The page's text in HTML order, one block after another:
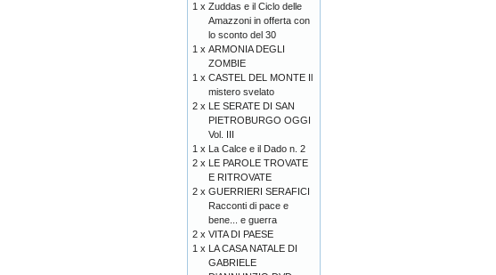
1 x Zuddas e il Ciclo delle
Amazzoni in offerta con
lo sconto del 30
1 x ARMONIA DEGLI
ZOMBIE
1 x CASTEL DEL MONTE Il
mistero svelato
2 x LE SERATE DI SAN
PIETROBURGO OGGI
Vol. III
1 x La Calce e il Dado n. 2
2 x LE PAROLE TROVATE
E RITROVATE
2 x GUERRIERI SERAFICI
Racconti di pace e
bene... e guerra
2 x VITA DI PAESE
1 x LA CASA NATALE DI
GABRIELE